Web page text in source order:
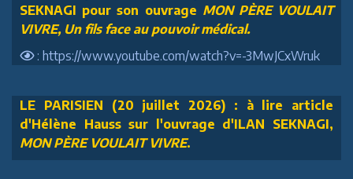
SEKNAGI pour son ouvrage MON PÈRE VOULAIT
VIVRE, Un fils face au pouvoir médical.
: https://www.youtube.com/watch?v=-3MwJCxWruk
LE PARISIEN (20 juillet 2026) : à lire article
d'Hélène Hauss sur l'ouvrage d'ILAN SEKNAGI,
MON PÈRE VOULAIT VIVRE.